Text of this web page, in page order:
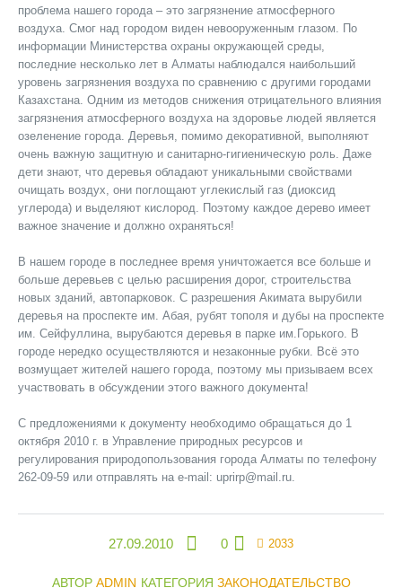
проблема нашего города – это загрязнение атмосферного
воздуха. Смог над городом виден невооруженным глазом. По
информации Министерства охраны окружающей среды,
последние несколько лет в Алматы наблюдался наибольший
уровень загрязнения воздуха по сравнению с другими городами
Казахстана. Одним из методов снижения отрицательного влияния
загрязнения атмосферного воздуха на здоровье людей является
озеленение города. Деревья, помимо декоративной, выполняют
очень важную защитную и санитарно-гигиеническую роль. Даже
дети знают, что деревья обладают уникальными свойствами
очищать воздух, они поглощают углекислый газ (диоксид
углерода) и выделяют кислород. Поэтому каждое дерево имеет
важное значение и должно охраняться!
В нашем городе в последнее время уничтожается все больше и
больше деревьев с целью расширения дорог, строительства
новых зданий, автопарковок. С разрешения Акимата вырубили
деревья на проспекте им. Абая, рубят тополя и дубы на проспекте
им. Сейфуллина, вырубаются деревья в парке им.Горького. В
городе нередко осуществляются и незаконные рубки. Всё это
возмущает жителей нашего города, поэтому мы призываем всех
участвовать в обсуждении этого важного документа!
C предложениями к документу необходимо обращаться до 1
октября 2010 г. в Управление природных ресурсов и
регулирования природопользования города Алматы по телефону
262-09-59 или отправлять на e-mail: uprirp@mail.ru.
27.09.2010 0 2033
АВТОР ADMIN КАТЕГОРИЯ ЗАКОНОДАТЕЛЬСТВО